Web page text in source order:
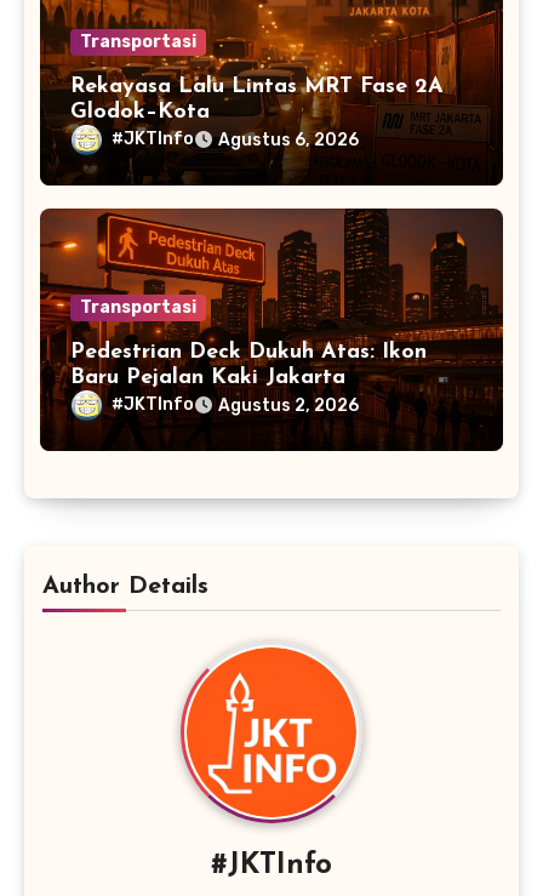
Transportasi
Rekayasa Lalu Lintas MRT Fase 2A
Glodok–Kota
#JKTInfo Agustus 6, 2026
Transportasi
Pedestrian Deck Dukuh Atas: Ikon
Baru Pejalan Kaki Jakarta
#JKTInfo Agustus 2, 2026
Author Details
#JKTInfo